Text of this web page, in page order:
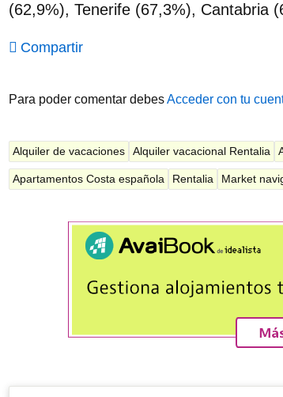
(62,9%), Tenerife (67,3%), Cantabria
Compartir
Para poder comentar debesAcceder con tu
Alquiler de vacaciones Alquiler vacacional Rentalia
Apartamentos Costa española Rentalia Market